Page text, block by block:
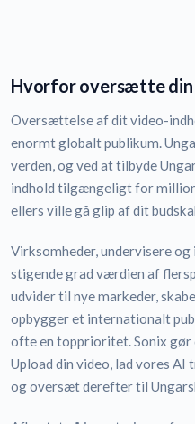
Hvorfor oversætte din
Oversættelse af dit video-
enormt globalt publikum.
verden, og ved at tilbyde
indhold tilgængeligt for
ellers ville gå glip af dit
Virksomheder, undervisere
stigende grad værdien af
udvider til nye markeder,
opbygger et internationalt
ofte en topprioritet. Sonix gør
Upload din video, lad vores
og oversæt derefter til